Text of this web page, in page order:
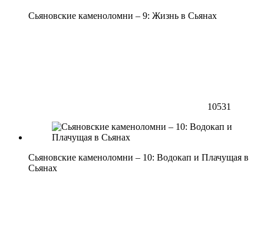
Сьяновские каменоломни – 9: Жизнь в Сьянах
10531
Сьяновские каменоломни – 10: Водокап и Плачущая в
Сьянах